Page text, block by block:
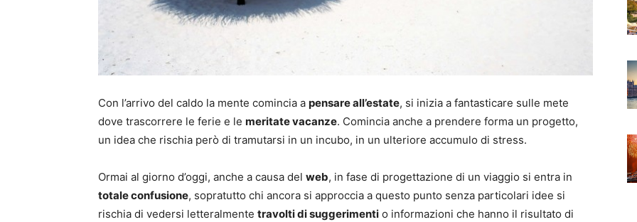
Con l’arrivo del caldo la mente comincia a pensare all’estate, si inizia a fantasticare sulle mete
dove trascorrere le ferie e le meritate vacanze. Comincia anche a prendere forma un progetto,
un idea che rischia però di tramutarsi in un incubo, in un ulteriore accumulo di stress.
Ormai al giorno d’oggi, anche a causa del web, in fase di progettazione di un viaggio si entra in
totale confusione, sopratutto chi ancora si approccia a questo punto senza particolari idee si
rischia di vedersi letteralmente travolti di suggerimenti o informazioni che hanno il risultato di